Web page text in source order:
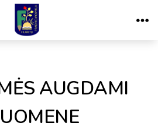
AUGDAMI